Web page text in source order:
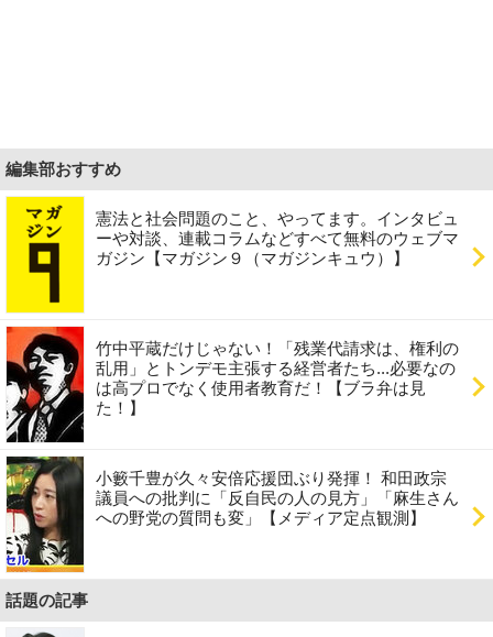
編集部おすすめ
憲法と社会問題のこと、やってます。インタビュ
ーや対談、連載コラムなどすべて無料のウェブマ
ガジン【マガジン９（マガジンキュウ）】
竹中平蔵だけじゃない！「残業代請求は、権利の
乱用」とトンデモ主張する経営者たち...必要なの
は高プロでなく使用者教育だ！【ブラ弁は見
た！】
小籔千豊が久々安倍応援団ぶり発揮！ 和田政宗
議員への批判に「反自民の人の見方」「麻生さん
への野党の質問も変」【メディア定点観測】
話題の記事